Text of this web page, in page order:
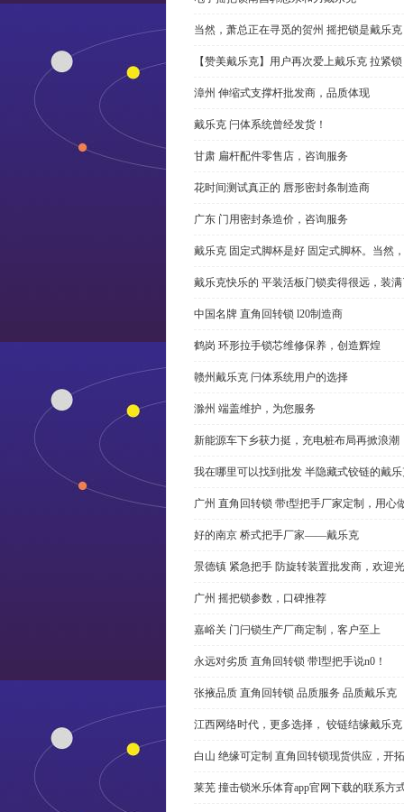
当然，萧总正在寻觅的贺州 摇把锁是戴乐克
【赞美戴乐克】用户再次爱上戴乐克 拉紧锁
漳州 伸缩式支撑杆批发商，品质体现
戴乐克 闩体系统曾经发货！
甘肃 扁杆配件零售店，咨询服务
花时间测试真正的 唇形密封条制造商
广东 门用密封条造价，咨询服务
戴乐克 固定式脚杯是好 固定式脚杯。当然
戴乐克快乐的 平装活板门锁卖得很远，装
中国名牌 直角回转锁 l20制造商
鹤岗 环形拉手锁芯维修保养，创造辉煌
赣州戴乐克 闩体系统用户的选择
滁州 端盖维护，为您服务
新能源车下乡获力挺，充电桩布局再掀浪潮
我在哪里可以找到批发 半隐藏式铰链的戴
广州 直角回转锁 带t型把手厂家定制，用心
好的南京 桥式把手厂家——戴乐克
景德镇 紧急把手 防旋转装置批发商，欢迎
广州 摇把锁参数，口碑推荐
嘉峪关 门闩锁生产厂商定制，客户至上
永远对劣质 直角回转锁 带l型把手说n0！
张掖品质 直角回转锁 品质服务 品质戴乐克
江西网络时代，更多选择， 铰链结缘戴乐克
白山 绝缘可定制 直角回转锁现货供应，开
莱芜 撞击锁米乐体育app官网下载的联系方